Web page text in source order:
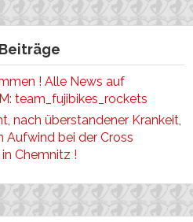
! Alle News auf
team_fujibikes_rockets
nach überstandener Krankeit,
Aufwind bei der Cross
Chemnitz !